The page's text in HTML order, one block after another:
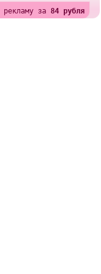
рекламу за 84 рубля